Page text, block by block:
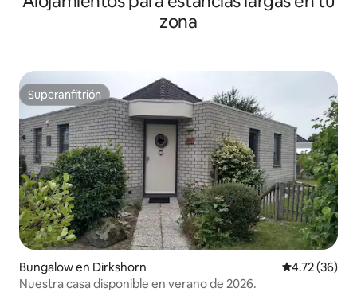
zona
Superanfitrión
Superanfitrión
Bungalow en Dirkshorn Calificación
4.72 (36)
Nuestra casa disponible en verano de 2026.